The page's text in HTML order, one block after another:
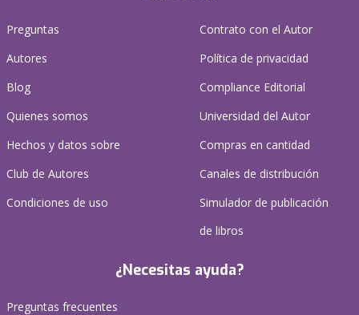
Preguntas
Autores
Blog
Quienes somos
Hechos y datos sobre
Club de Autores
Condiciones de uso
Contrato con el Autor
Política de privacidad
Compliance Editorial
Universidad del Autor
Compras en cantidad
Canales de distribución
Simulador de publicación
de libros
¿Necesitas ayuda?
Preguntas frecuentes